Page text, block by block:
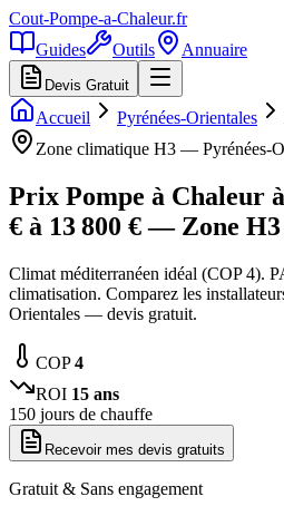
Cout-Pompe-a-Chaleur.fr
Guides
Outils Annuaire
Devis Gratuit
Accueil Pyrénées-Orientales
Zone climatique H3 — Pyrénées-
Prix Pompe à Chaleur à
€ à 13 800 € — Zone H3
Climat méditerranéen idéal (COP 4).
climatisation. Comparez les
Orientales — devis gratuit.
COP4
ROI 15 ans
150 jours de chauffe
Recevoir mes devis gratuits
Gratuit & Sans engagement